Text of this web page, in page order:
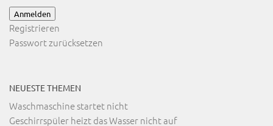
Anmelden
Registrieren
Passwort zurücksetzen
NEUESTE THEMEN
Waschmaschine startet nicht
Geschirrspüler heizt das Wasser nicht auf